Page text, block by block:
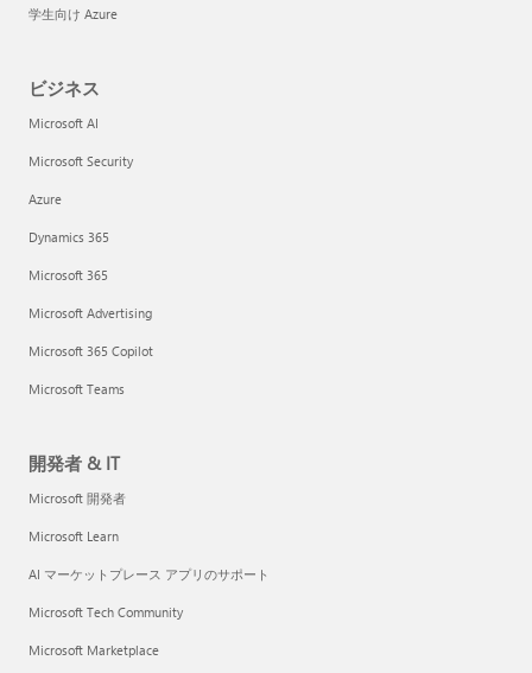
学生向け Azure
ビジネス
Microsoft AI
Microsoft Security
Azure
Dynamics 365
Microsoft 365
Microsoft Advertising
Microsoft 365 Copilot
Microsoft Teams
開発者 & IT
Microsoft 開発者
Microsoft Learn
AI マーケットプレース アプリのサポート
Microsoft Tech Community
Microsoft Marketplace